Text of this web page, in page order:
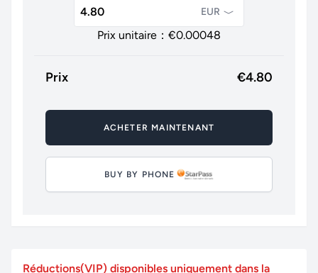
EUR
Prix unitaire：€0.00048
Prix €4.80
ACHETER MAINTENANT
BUY BY PHONE
Réductions(VIP) disponibles uniquement dans la